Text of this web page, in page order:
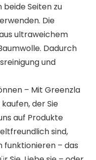
beide Seiten zu
Die
ultraweichem
Dadurch
und
– Mit Greenzla
der Sie
auf Produkte
sind,
funktionieren – das